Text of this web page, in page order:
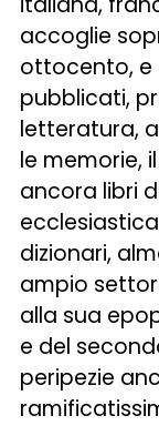
accoglie
ottocento, e
pubblicati,
letteratura,
le memorie,
ancora libri
dizionari,
ampio
alla sua
e del
peripezie